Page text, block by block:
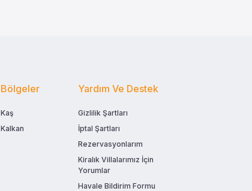
Bölgeler
Kaş
Kalkan
Yardım Ve Destek
Gizlilik Şartları
İptal Şartları
Rezervasyonlarım
Kiralık Villalarımız İçin
Yorumlar
Havale Bildirim Formu